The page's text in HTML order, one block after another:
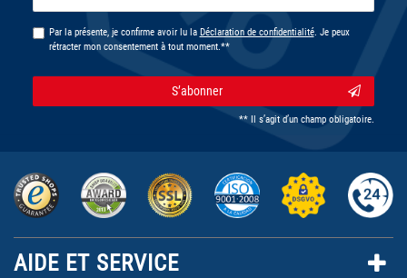
Par la présente, je confirme avoir lu la Déclaration de confidentialité. Je peux
rétracter mon consentement à tout moment.**
S’abonner
** Il s’agit d’un champ obligatoire.
AIDE ET SERVICE